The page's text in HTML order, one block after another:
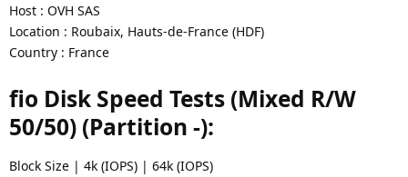
Host : OVH SAS
Location : Roubaix, Hauts-de-France (HDF)
Country : France
fio Disk Speed Tests (Mixed R/W
50/50) (Partition -):
Block Size | 4k (IOPS) | 64k (IOPS)